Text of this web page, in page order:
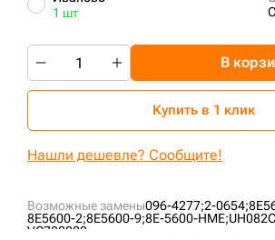
Возможные замены096-4277;2-0654;
8E5600-2;8E5600-9;8E-5600-HME;
VC782000;
1 шт
В
Купить в 1 клик
Нашли дешевле? Сообщите!